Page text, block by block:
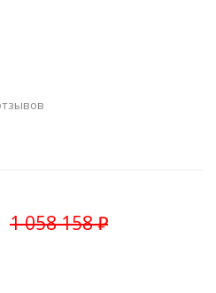
1 058 158 ₽